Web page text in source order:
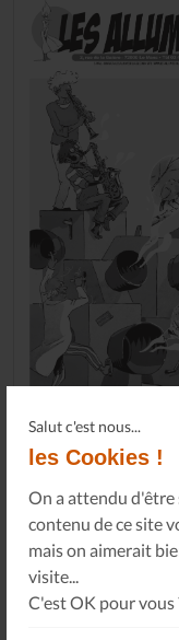
Salut c'est nous...
les Cookies !
On a attendu d'être
contenu de ce site
mais on aimerait
visite...
C'est OK pour vous